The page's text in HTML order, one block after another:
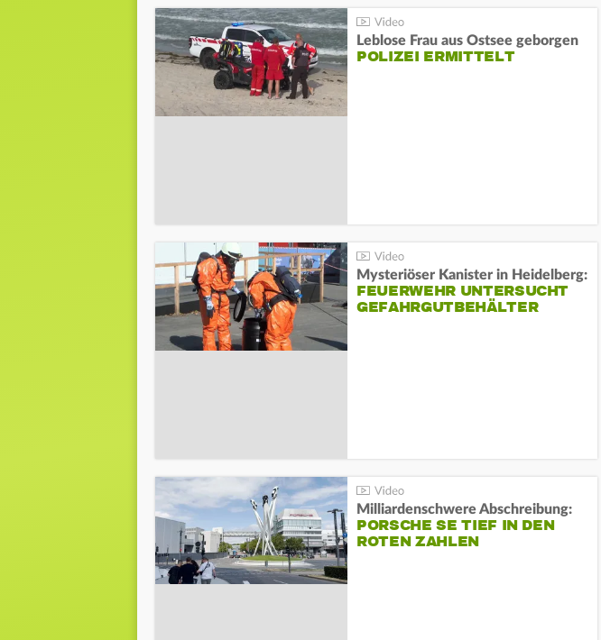
Leblose Frau aus Ostsee geborgen
POLIZEI ERMITTELT
Mysteriöser Kanister in Heidelberg:
FEUERWEHR UNTERSUCHT
GEFAHRGUTBEHÄLTER
Milliardenschwere Abschreibung:
PORSCHE SE TIEF IN DEN
ROTEN ZAHLEN